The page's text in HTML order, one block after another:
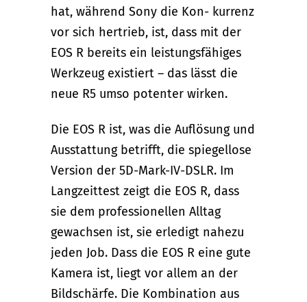
hat, während Sony die Kon- kurrenz
vor sich hertrieb, ist, dass mit der
EOS R bereits ein leistungsfähiges
Werkzeug existiert – das lässt die
neue R5 umso potenter wirken.
Die EOS R ist, was die Auflösung und
Ausstattung betrifft, die spiegellose
Version der 5D-Mark-IV-DSLR. Im
Langzeittest zeigt die EOS R, dass
sie dem professionellen Alltag
gewachsen ist, sie erledigt nahezu
jeden Job. Dass die EOS R eine gute
Kamera ist, liegt vor allem an der
Bildschärfe. Die Kombination aus